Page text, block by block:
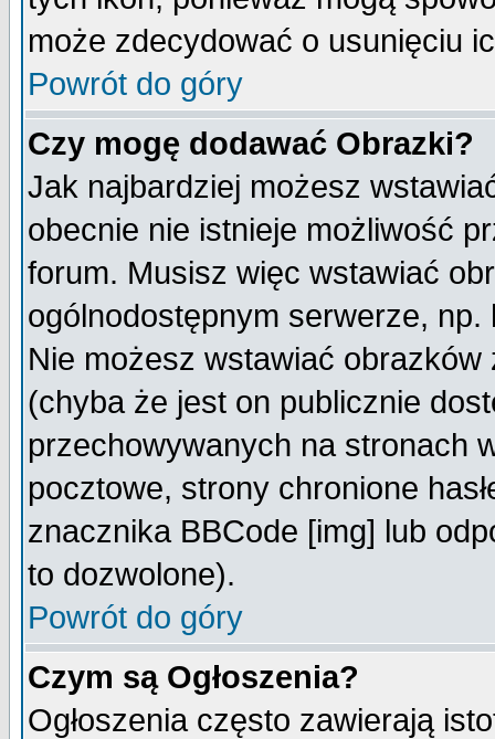
może zdecydować o usunięciu
Powrót do góry
Czy mogę dodawać Obrazki?
Jak najbardziej możesz
obecnie nie istnieje możliwość
forum. Musisz więc wstawiać
ogólnodostępnym serwerze,
Nie możesz wstawiać
(chyba że jest on publicznie
przechowywanych na stronach
pocztowe, strony chronione
znacznika BBCode [img] lub
to dozwolone).
Powrót do góry
Czym są Ogłoszenia?
Ogłoszenia często zawierają